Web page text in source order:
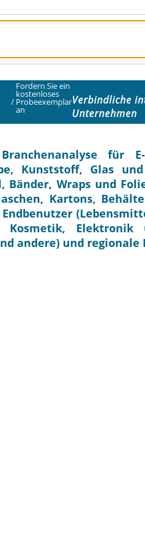
/
Fordern Sie ein
kostenloses
Probeexemplar
an
Verbindliche
Unternehmen
für E-
Kunststoff, Glas
Wraps und
Kartons,
Kosmetik,
andere) und regionale